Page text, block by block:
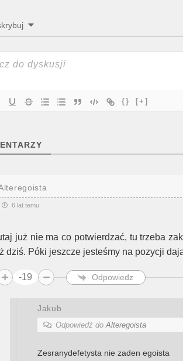
{} [+]
6 lat temu
już nie ma co potwierdzać, tu trzeba
dziś. Póki jeszcze jesteśmy na pozycji
-19 Odpowiedz
Jakub
Odpowiedź doAlteregoista
Zesranydefetysta nie zaden egoista